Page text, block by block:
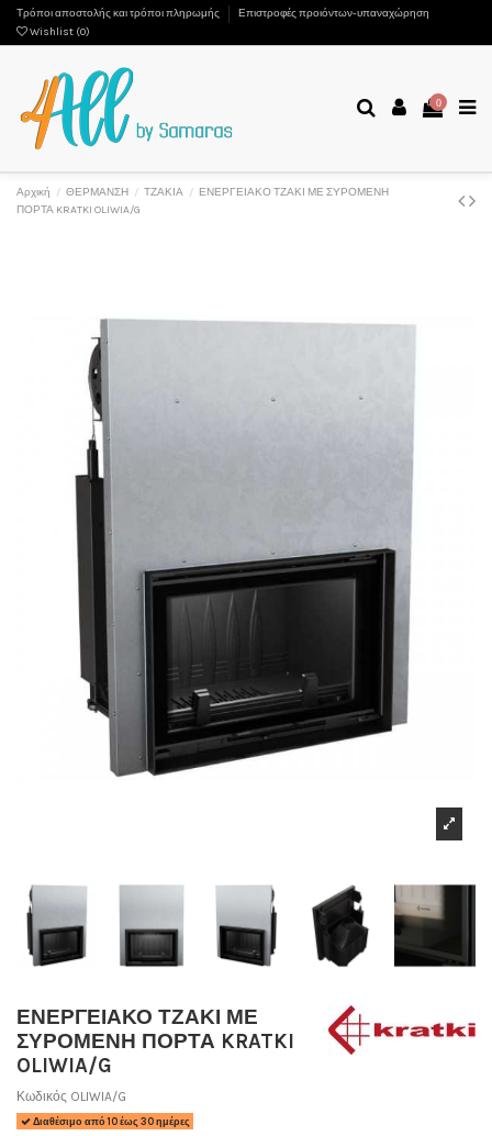
Τρόποι αποστολής και τρόποι πληρωμής
Επιστροφές προιόντων-υπαναχώρηση
Wishlist (0)
0
Αρχική ΘΕΡΜΑΝΣΗ ΤΖΑΚΙΑ
ΕΝΕΡΓΕΙΑΚΟ ΤΖΑΚΙ ΜΕ ΣΥΡΟΜΕΝΗ
ΠΟΡΤΑ KRATKI OLIWIA/G
ΕΝΕΡΓΕΙΑΚΟ ΤΖΑΚΙ ΜΕ
ΣΥΡΟΜΕΝΗ ΠΟΡΤΑ KRATKI
OLIWIA/G
Κωδικός OLIWIA/G
Διαθέσιμο από 10 έως 30 ημέρες